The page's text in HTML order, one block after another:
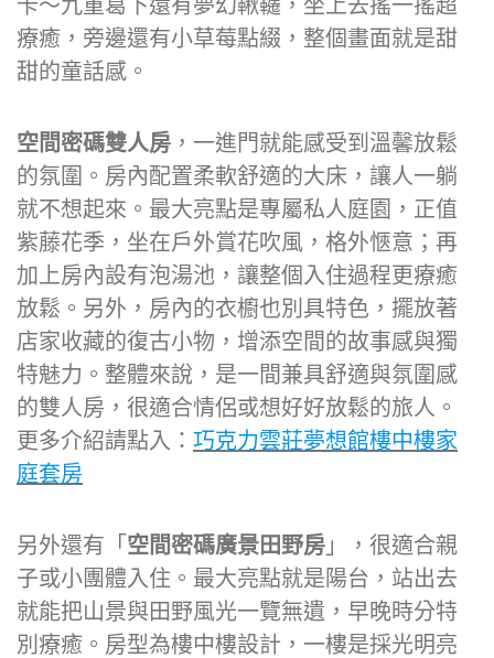
卡～九重葛下還有夢幻鞦韆，坐上去搖一搖超
療癒，旁邊還有小草莓點綴，整個畫面就是甜
甜的童話感。
空間密碼雙人房 ，一進門就能感受到溫馨放鬆
的氛圍。房內配置柔軟舒適的大床，讓人一躺
就不想起來。最大亮點是專屬私人庭園，正值
紫藤花季，坐在戶外賞花吹風，格外愜意；再
加上房內設有泡湯池，讓整個入住過程更療癒
放鬆。另外，房內的衣櫥也別具特色，擺放著
店家收藏的復古小物，增添空間的故事感與獨
特魅力。整體來說，是一間兼具舒適與氛圍感
的雙人房，很適合情侶或想好好放鬆的旅人。
更多介紹請點入： 巧克力雲莊夢想館樓中樓家
庭套房
另外還有「 空間密碼廣景田野房 」，很適合親
子或小團體入住。最大亮點就是陽台，站出去
就能把山景與田野風光一覽無遺，早晚時分特
別療癒。房型為樓中樓設計，一樓是採光明亮